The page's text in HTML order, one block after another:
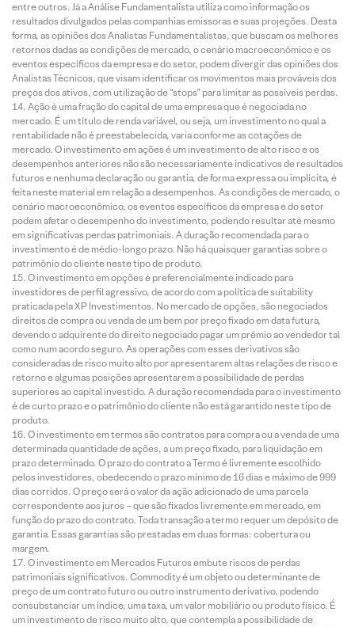
entre outros. Já a Análise Fundamentalista utiliza como informação os
resultados divulgados pelas companhias emissoras e suas projeções. Desta
forma, as opiniões dos Analistas Fundamentalistas, que buscam os melhores
retornos dadas as condições de mercado, o cenário macroeconômico e os
eventos específicos da empresa e do setor, podem divergir das opiniões dos
Analistas Técnicos, que visam identificar os movimentos mais prováveis dos
preços dos ativos, com utilização de “stops” para limitar as possíveis perdas.
Ação é uma fração do capital de uma empresa que é negociada no
mercado. É um título de renda variável, ou seja, um investimento no qual a
rentabilidade não é preestabelecida, varia conforme as cotações de
mercado. O investimento em ações é um investimento de alto risco e os
desempenhos anteriores não são necessariamente indicativos de resultados
futuros e nenhuma declaração ou garantia, de forma expressa ou implícita, é
feita neste material em relação a desempenhos. As condições de mercado, o
cenário macroeconômico, os eventos específicos da empresa e do setor
podem afetar o desempenho do investimento, podendo resultar até mesmo
em significativas perdas patrimoniais. A duração recomendada para o
investimento é de médio-longo prazo. Não há quaisquer garantias sobre o
patrimônio do cliente neste tipo de produto.
O investimento em opções é preferencialmente indicado para
investidores de perfil agressivo, de acordo com a política de suitability
praticada pela XP Investimentos. No mercado de opções, são negociados
direitos de compra ou venda de um bem por preço fixado em data futura,
devendo o adquirente do direito negociado pagar um prêmio ao vendedor tal
como num acordo seguro. As operações com esses derivativos são
consideradas de risco muito alto por apresentarem altas relações de risco e
retorno e algumas posições apresentarem a possibilidade de perdas
superiores ao capital investido. A duração recomendada para o investimento
é de curto prazo e o patrimônio do cliente não está garantido neste tipo de
produto.
O investimento em termos são contratos para compra ou a venda de uma
determinada quantidade de ações, a um preço fixado, para liquidação em
prazo determinado. O prazo do contrato a Termo é livremente escolhido
pelos investidores, obedecendo o prazo mínimo de 16 dias e máximo de 999
dias corridos. O preço será o valor da ação adicionado de uma parcela
correspondente aos juros – que são fixados livremente em mercado, em
função do prazo do contrato. Toda transação a termo requer um depósito de
garantia. Essas garantias são prestadas em duas formas: cobertura ou
margem.
O investimento em Mercados Futuros embute riscos de perdas
patrimoniais significativos. Commodity é um objeto ou determinante de
preço de um contrato futuro ou outro instrumento derivativo, podendo
consubstanciar um índice, uma taxa, um valor mobiliário ou produto físico. É
um investimento de risco muito alto, que contempla a possibilidade de